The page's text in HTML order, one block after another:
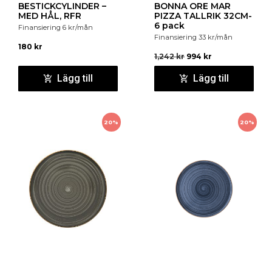
BESTICKCYLINDER –
MED HÅL, RFR
Finansiering 6 kr/mån
180 kr
Lägg till
BONNA ORE MAR
PIZZA TALLRIK 32CM-
6 pack
Finansiering 33 kr/mån
1,242kr 994 kr
Lägg till
20% 20%